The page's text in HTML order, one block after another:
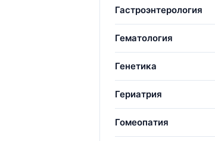
Гастроэнтерология
Гематология
Генетика
Гериатрия
Гомеопатия